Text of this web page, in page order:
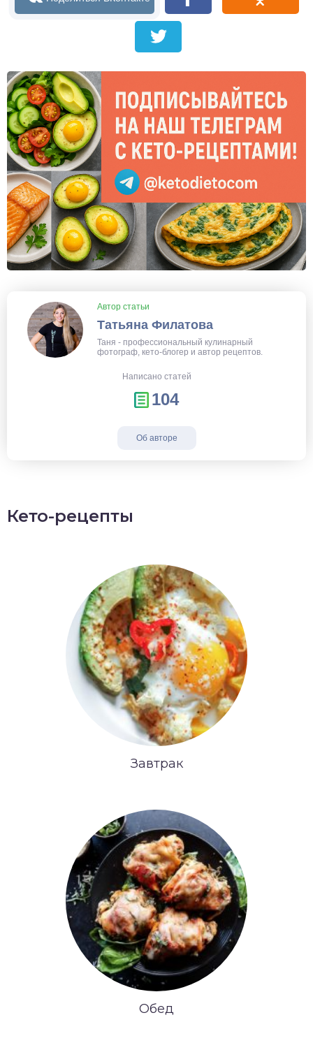
Автор статьи
Татьяна Филатова
Таня - профессиональный кулинарный
фотограф, кето-блогер и автор рецептов.
Написано статей
104
Об авторе
Кето-рецепты
Завтрак
Обед